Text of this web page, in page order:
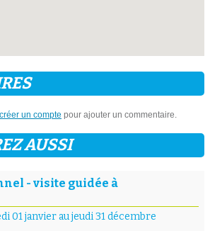
créer un compte pour ajouter un commentaire.
AUSSI
- visite guidée à
01 janvier au jeudi 31 décembre